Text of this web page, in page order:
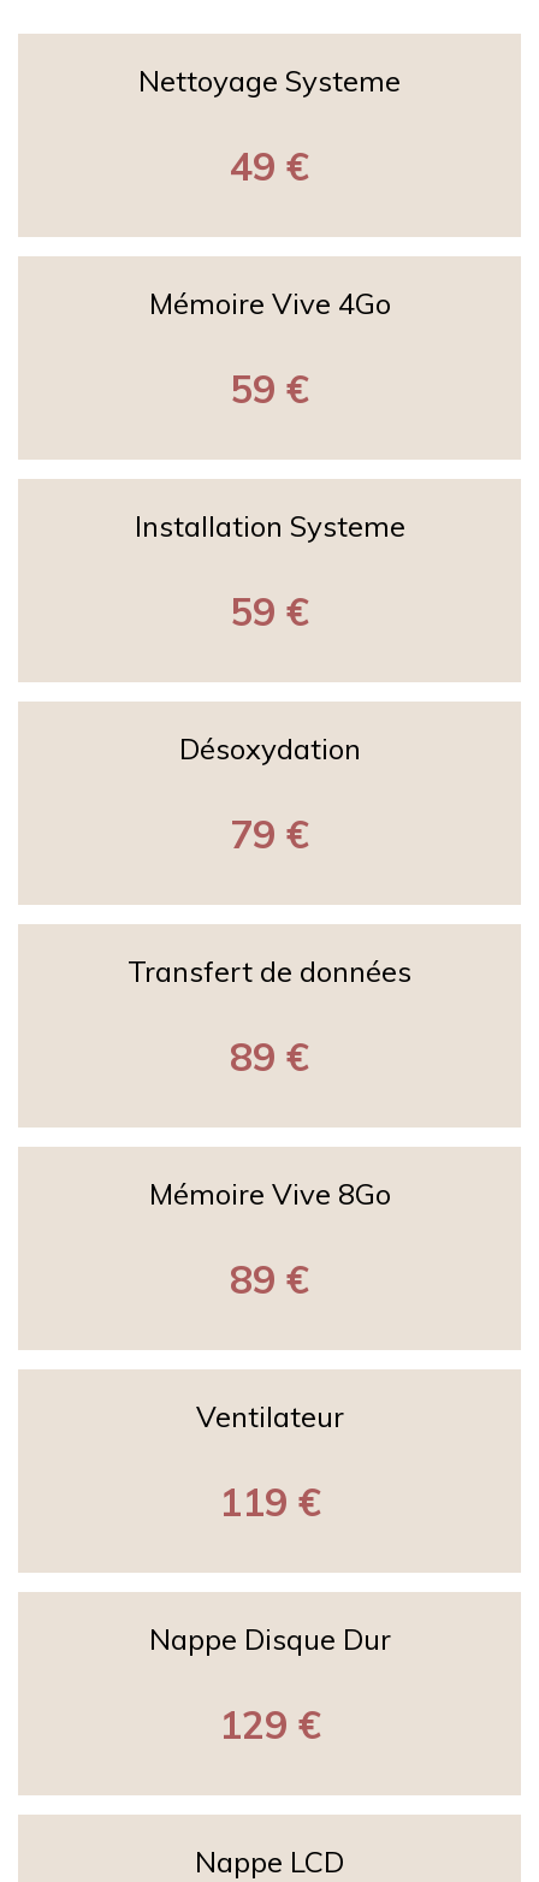
Nettoyage Systeme
49 €
Mémoire Vive 4Go
59 €
Installation Systeme
59 €
Désoxydation
79 €
Transfert de données
89 €
Mémoire Vive 8Go
89 €
Ventilateur
119 €
Nappe Disque Dur
129 €
Nappe LCD